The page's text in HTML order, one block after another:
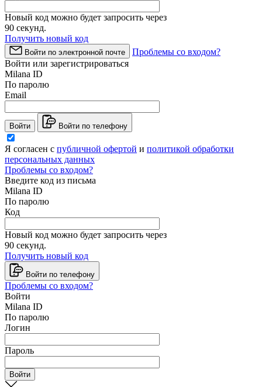
Новый код можно будет запросить через
90 секунд.
Получить новый код
Войти по электронной почте
Проблемы со входом?
Войти или зарегистрироваться
Milana ID
По паролю
Email
Войти Войти по телефону
Я согласен с публичной офертой и политикой обработки
персональных данных
Проблемы со входом?
Введите код из письма
Milana ID
По паролю
Код
Новый код можно будет запросить через
90 секунд.
Получить новый код
Войти по телефону
Проблемы со входом?
Войти
Milana ID
По паролю
Логин
Пароль
Войти